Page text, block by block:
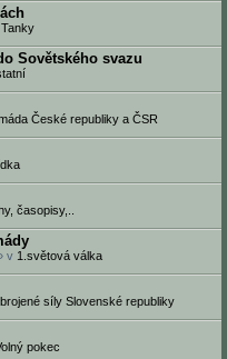
Tanky
Sovětského svazu
České republiky a ČSR
časopisy,..
v 1.světová válka
síly Slovenské republiky
pokec